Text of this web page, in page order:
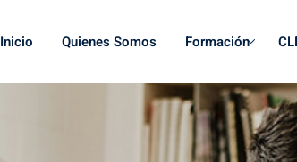
Inicio Quienes Somos Formación